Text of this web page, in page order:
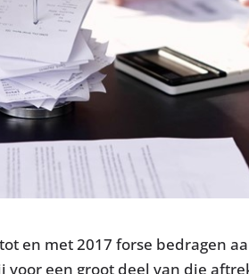
en met 2017 forse bedragen
een groot deel van die